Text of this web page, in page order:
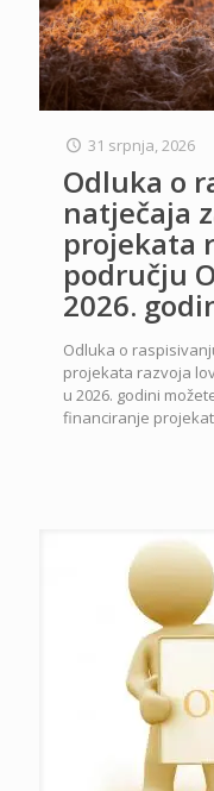
31 srpnja, 2026
Odluka o
natječaja
projekata
području
2026.
Odluka o
projekata razvoja
u 2026. godini
financiranje